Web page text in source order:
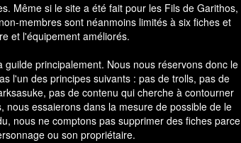
Même si le site a été fait pour les Fils de Garithos,
membres sont néanmoins limités à six fiches et
et l'équipement améliorés.
principalement. Nous nous réservons donc le
l'un des principes suivants : pas de trolls, pas de
pas de contenu qui cherche à contourner
essaierons dans la mesure de possible de le
nous ne comptons pas supprimer des fiches parce
ou son propriétaire.